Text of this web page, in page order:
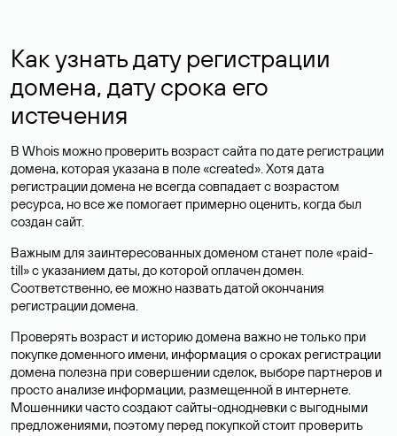
Как узнать дату регистрации
домена, дату срока его
истечения
В Whois можно проверить возраст сайта по дате регистрации
домена, которая указана в поле «created». Хотя дата
регистрации домена не всегда совпадает с возрастом
ресурса, но все же помогает примерно оценить, когда был
создан сайт.
Важным для заинтересованных доменом станет поле «paid-
till» с указанием даты, до которой оплачен домен.
Соответственно, ее можно назвать датой окончания
регистрации домена.
Проверять возраст и историю домена важно не только при
покупке доменного имени, информация о сроках регистрации
домена полезна при совершении сделок, выборе партнеров и
просто анализе информации, размещенной в интернете.
Мошенники часто создают сайты-однодневки с выгодными
предложениями, поэтому перед покупкой стоит проверить